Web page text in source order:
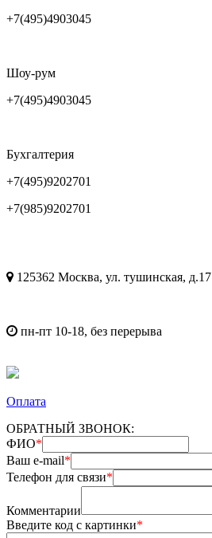
+7(495)4903045
Шоу-рум
+7(495)4903045
Бухгалтерия
+7(495)9202701
+7(985)9202701
125362 Москва, ул. тушинская, д.17
пн-пт 10-18, без перерыва
Оплата
ОБРАТНЫЙ ЗВОНОК:
ФИО*
Ваш e-mail*
Телефон для связи*
Комментарии
Введите код с картинки*